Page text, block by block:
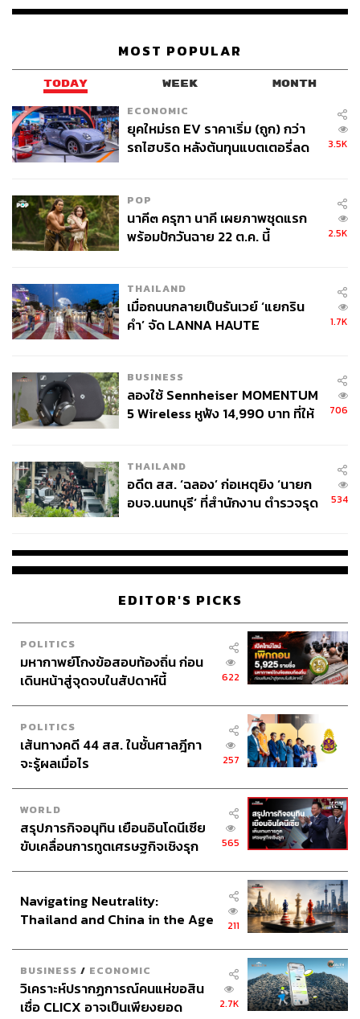
MOST POPULAR
TODAY WEEK MONTH
ECONOMIC
ยุคใหม่รถ EV ราคาเริ่ม (ถูก) กว่า
รถไฮบริด หลังต้นทุนแบตเตอรี่ลด
3.5K
POP
นาคี๓ ครุฑา นาคี เผยภาพชุดแรก
พร้อมปักวันฉาย 22 ต.ค. นี้
2.5K
THAILAND
เมื่อถนนกลายเป็นรันเวย์ ‘แยกริน
คำ’ จัด LANNA HAUTE
1.7K
BUSINESS
ลองใช้ Sennheiser MOMENTUM
5 Wireless หูฟัง 14,990 บาท ที่ให้
706
THAILAND
อดีต สส. ‘ฉลอง’ ก่อเหตุยิง ‘นายก
อบจ.นนทบุรี’ ที่สำนักงาน ตำรวจรุด
534
EDITOR'S PICKS
POLITICS
มหากาพย์โกงข้อสอบท้องถิ่น ก่อน
เดินหน้าสู่จุดจบในสัปดาห์นี้
622
POLITICS
เส้นทางคดี 44 สส. ในชั้นศาลฎีกา
จะรู้ผลเมื่อไร
257
WORLD
สรุปภารกิจอนุทิน เยือนอินโดนีเซีย
ขับเคลื่อนการทูตเศรษฐกิจเชิงรุก
565
Navigating Neutrality:
Thailand and China in the Age
211
BUSINESS / ECONOMIC
วิเคราะห์ปรากฏการณ์คนแห่ขอสิน
เชื่อ CLICX อาจเป็นเพียงยอด
2.7K